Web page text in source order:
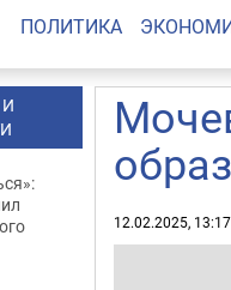
ПОЛИТИКА
12.02.2025, 13:17